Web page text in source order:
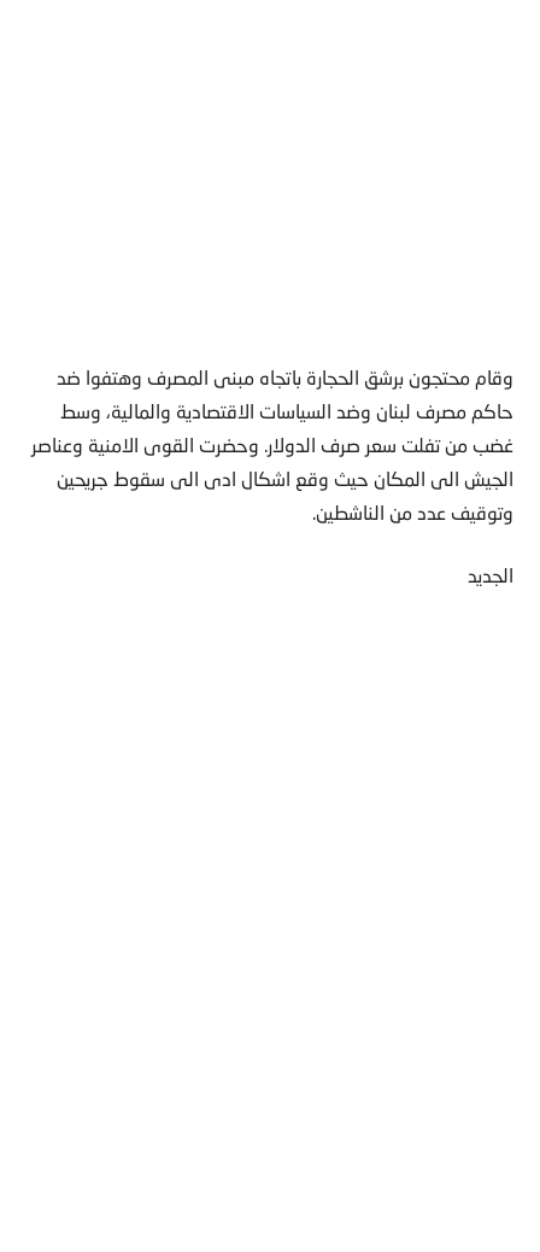
وقام محتجون برشق الحجارة باتجاه مبنى المصرف وهتفوا ضد
حاكم مصرف لبنان وضد السياسات الاقتصادية والمالية، وسط
غضب من تفلت سعر صرف الدولار. وحضرت القوى الامنية وعناصر
الجيش الى المكان حيث وقع اشكال ادى الى سقوط جريحين
وتوقيف عدد من الناشطين.
الجديد